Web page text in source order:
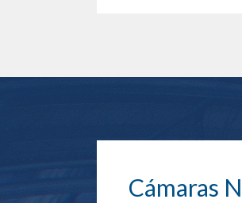
Cámaras